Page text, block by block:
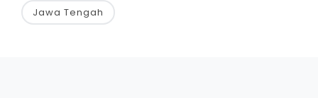
Jawa Tengah